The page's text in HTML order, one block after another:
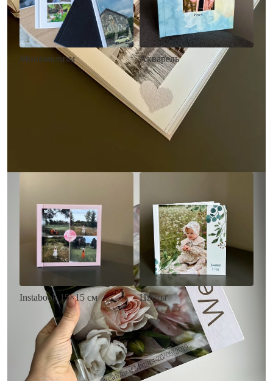
Минимализм Акварель
• Декор в стиле
акварельных красок
• Выбор цвета фона
• Загрузка фото и текста
Заказать
Instabook 15×15 см
• Декор на выбор
• Выбор цвета фона
• Загрузка фото и текста
Заказать
Цветы
• Декор цветы
• Выбор цвета фона
• Загрузка фото и текста
Заказать